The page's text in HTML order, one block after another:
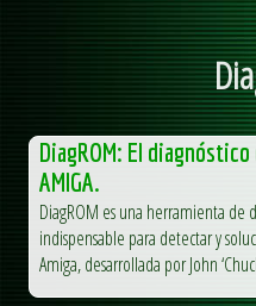
DiagROM: El
AMIGA.
DiagROM es una herramienta de
indispensable para detectar y
Amiga, desarrollada por John